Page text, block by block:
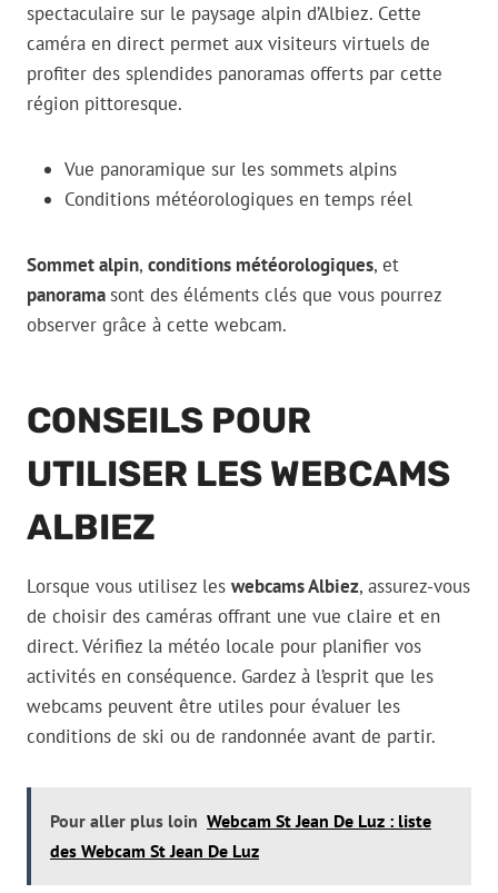
spectaculaire sur le paysage alpin d’Albiez. Cette
caméra en direct permet aux visiteurs virtuels de
profiter des splendides panoramas offerts par cette
région pittoresque.
Vue panoramique sur les sommets alpins
Conditions météorologiques en temps réel
Sommet alpin, conditions météorologiques, et
panoramasont des éléments clés que vous pourrez
observer grâce à cette webcam.
CONSEILS POUR
UTILISER LES WEBCAMS
ALBIEZ
Lorsque vous utilisez les webcams Albiez, assurez-vous
de choisir des caméras offrant une vue claire et en
direct. Vérifiez la météo locale pour planifier vos
activités en conséquence. Gardez à l’esprit que les
webcams peuvent être utiles pour évaluer les
conditions de ski ou de randonnée avant de partir.
Pour aller plus loin Webcam St Jean De Luz : liste
des Webcam St Jean De Luz